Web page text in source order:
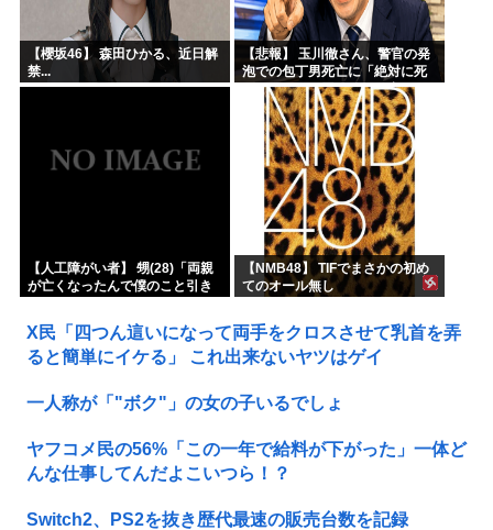
【櫻坂46】 森田ひかる、近日解
禁...
【悲報】 玉川徹さん、警官の発
泡での包丁男死亡に「絶対に死
刑にならない罪なのに警察が死
刑にした！」 → 元警官のマジレ
スがコチラ → ………
【人工障がい者】 甥(28)「両親
が亡くなったんで僕のこと引き
んでいい年したヒキニートを引
き取らなきゃいけないんだ...
【NMB48】 TIFでまさかの初め
てのオール無し
X民「四つん這いになって両手をクロスさせて乳首を弄
ると簡単にイケる」 これ出来ないヤツはゲイ
一人称が「"ボク"」の女の子いるでしょ
ヤフコメ民の56%「この一年で給料が下がった」一体ど
んな仕事してんだよこいつら！？
Switch2、PS2を抜き歴代最速の販売台数を記録